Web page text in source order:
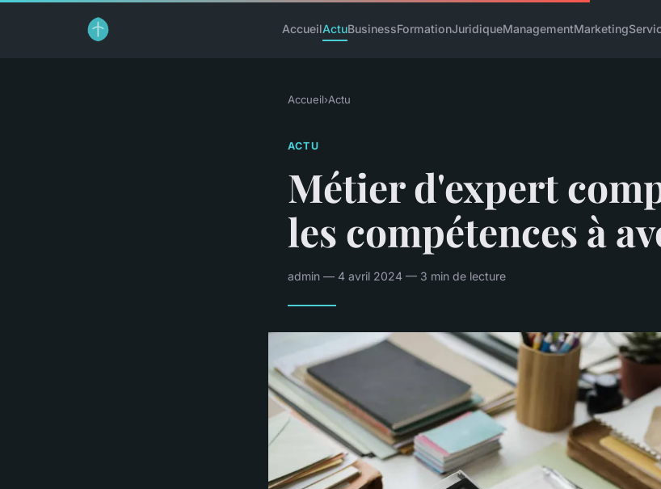
AccueilActuBusinessFormationJuridiqueManagementMarketing
Accueil›Actu
ACTU
Métier d'expert
les compétences à
admin — 4 avril 2024 — 3 min de lecture